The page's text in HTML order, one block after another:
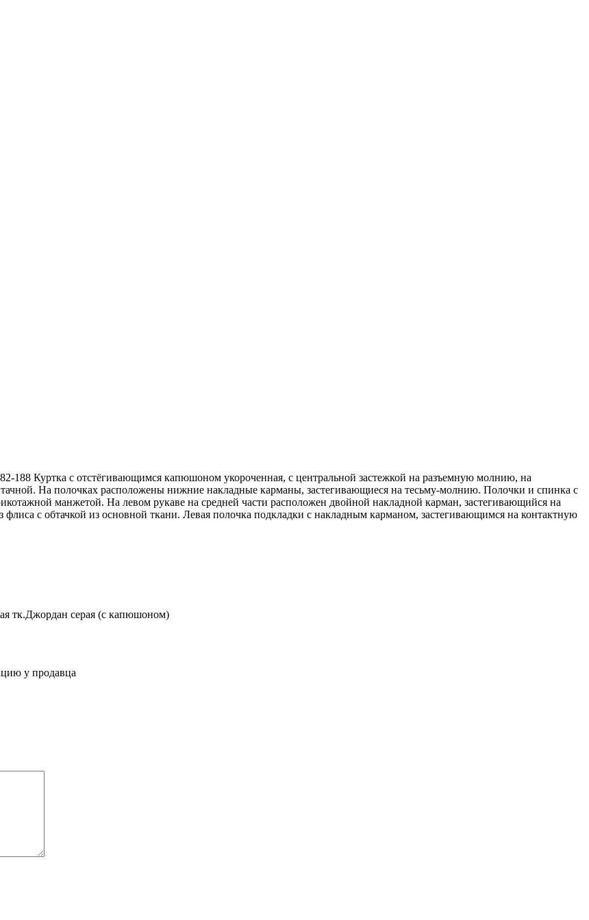
188 Куртка с отстёгивающимся капюшоном укороченная, с центральной застежкой на разъемную молнию, на
На полочках расположены нижние накладные карманы, застегивающиеся на тесьму-молнию. Полочки и спинка с
манжетой. На левом рукаве на средней части расположен двойной накладной карман, застегивающийся на
с обтачкой из основной ткани. Левая полочка подкладки с накладным карманом, застегивающимся на контактную
тк.Джордан серая (с капюшоном)
у продавца